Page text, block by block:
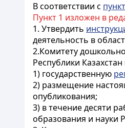
В соответствии с
Пункт 1 изложен в
1. Утвердить
деятельность в
2.Комитету
Республики
1) государственную
2) размещение
опубликования;
3) в течение десяти
образования и науки